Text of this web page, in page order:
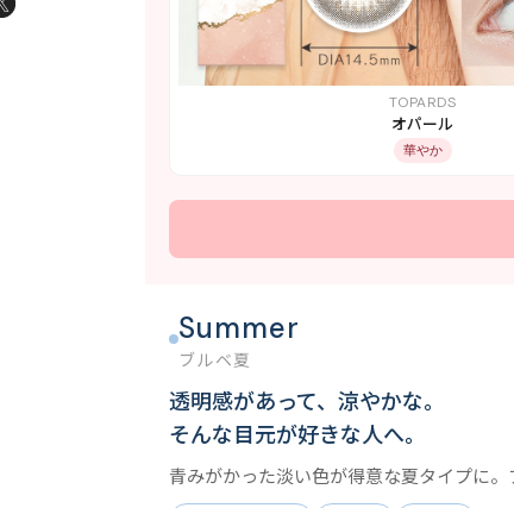
TOPARDS
オパール
華やか
Summer
ブルベ夏
透明感があって、涼やかな。
そんな目元が好きな人へ。
青みがかった淡い色が得意な夏タイプに